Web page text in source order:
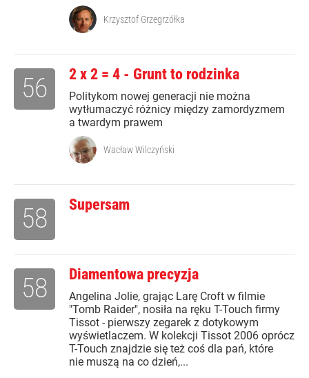
Krzysztof Grzegrzółka
2 x 2 = 4 - Grunt to rodzinka
Politykom nowej generacji nie można
wytłumaczyć różnicy między zamordyzmem
a twardym prawem
56
Wacław Wilczyński
Supersam
58
Diamentowa precyzja
Angelina Jolie, grając Larę Croft w filmie
"Tomb Raider", nosiła na ręku T-Touch firmy
Tissot - pierwszy zegarek z dotykowym
wyświetlaczem. W kolekcji Tissot 2006 oprócz
T-Touch znajdzie się też coś dla pań, które
nie muszą na co dzień,...
58